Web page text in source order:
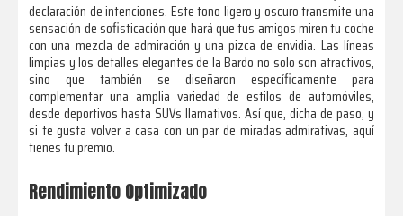
declaración de intenciones. Este tono ligero y oscuro transmite una
sensación de sofisticación que hará que tus amigos miren tu coche
con una mezcla de admiración y una pizca de envidia. Las líneas
limpias y los detalles elegantes de la Bardo no solo son atractivos,
sino que también se diseñaron específicamente para
complementar una amplia variedad de estilos de automóviles,
desde deportivos hasta SUVs llamativos. Así que, dicha de paso, y
si te gusta volver a casa con un par de miradas admirativas, aquí
tienes tu premio.
Rendimiento Optimizado